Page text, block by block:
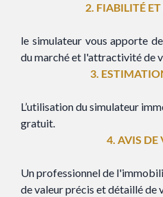
2. FIABILITÉ
le simulateur vous apporte
du marché et l'attractivité de
3.
L’utilisation du simulateur
gratuit.
4. AVIS DE
Un professionnel de
de valeur précis et détaillé de